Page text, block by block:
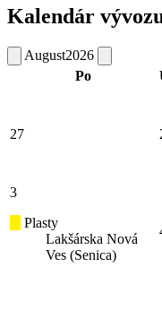
Kalendár
August2026
Po
27
3
Plasty
Lakšárska Nová
Ves (Senica)